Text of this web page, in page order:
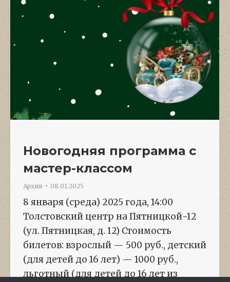
Новогодняя программа с
мастер-классом
Архив 08.01.2025
8 января (среда) 2025 года, 14:00
Толстовский центр на Пятницкой-12
(ул. Пятницкая, д. 12) Стоимость
билетов: взрослый — 500 руб., детский
(для детей до 16 лет) — 1000 руб.,
льготный (для детей до 16 лет из